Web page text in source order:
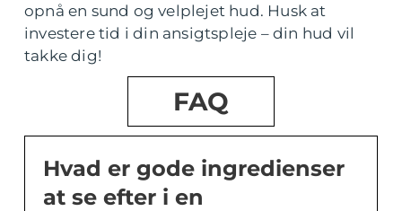
opnå en sund og velplejet hud. Husk at
investere tid i din ansigtspleje – din hud vil
takke dig!
FAQ
Hvad er gode ingredienser
at se efter i en